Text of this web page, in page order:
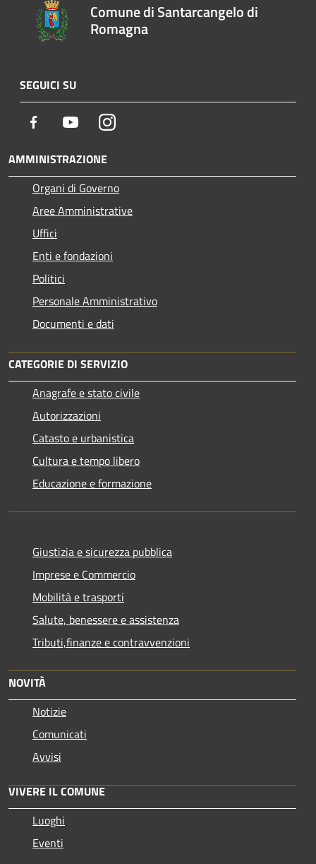
Comune di Santarcangelo di
Romagna
SEGUICI SU
Facebook YoutubeInstagram
AMMINISTRAZIONE
Organi di Governo
Aree Amministrative
Uffici
Enti e fondazioni
Politici
Personale Amministrativo
Documenti e dati
CATEGORIE DI SERVIZIO
Anagrafe e stato civile
Autorizzazioni
Catasto e urbanistica
Cultura e tempo libero
Educazione e formazione
Giustizia e sicurezza pubblica
Imprese e Commercio
Mobilità e trasporti
Salute, benessere e assistenza
Tributi,finanze e contravvenzioni
NOVITÀ
Notizie
Comunicati
Avvisi
VIVERE IL COMUNE
Luoghi
Eventi